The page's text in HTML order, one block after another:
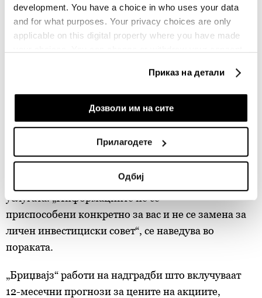
development. You have a choice in who uses your data
and for what purposes. Your privacy choices are only
applicable on this digital property where you have made
If you allow, we would also like to:
Collect information about your geographical
Identify your device by actively scanning it for
specific characteristics (fingerprinting)
Find out more about how your personal data is processed
and set your preferences in the
Заедничките ракувачи се HD-WIN ARENA SPORT
d.o.o. иПертнери
нашатаПолитика на приватност, а за колачињата и
други слични технологии воПолитиката на
Приказ на детали
Дозволи им на сите
Прилагодете
Одбиј
вистински информации
Претплати се
кои било инвестициски одлуки што
трговец ги донесува врз основа на совет
било банка или трговски ентитет“. При
тестирањето на четботот, неговите одговори
вклучувале одрекување од одговорност на
услугата. „Информациите не се
приспособениконкретно за вас и не се замена за
личен инвестициски совет“, се наведува во
пораката.
„Бриџвајз“ работи на надградби што вклучуваат
12-месечни прогнози за цените на акциите,